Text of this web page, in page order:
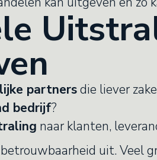
partnersdie liever
bedrijf?
naar klanten,
uit. Veel